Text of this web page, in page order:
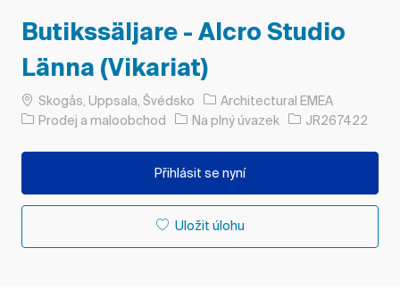
Butikssäljare - Alcro Studio
Länna (Vikariat)
Umístění
Skogås, Uppsala, Švédsko
Architectural EMEA
Kategorie
Prodej a maloobchod Typ úlohy
Na plný úvazek ID úlohy
JR267422
Přihlásit se nyní
Uložit úlohu